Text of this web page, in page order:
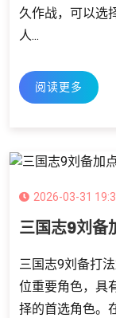
久作战，可以选
人...
阅读更多
2026-03-31
三国志9刘备
三国志9刘备打
位重要角色，具
择的首选角色。